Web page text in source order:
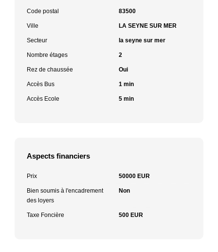
Code postal 83500
Ville LA SEYNE SUR MER
Secteur la seyne sur mer
Nombre étages 2
Rez de chaussée Oui
Accès Bus 1 min
Accès Ecole 5 min
Aspects financiers
Prix 50000 EUR
Bien soumis à l'encadrement
des loyers
Non
Taxe Foncière 500 EUR